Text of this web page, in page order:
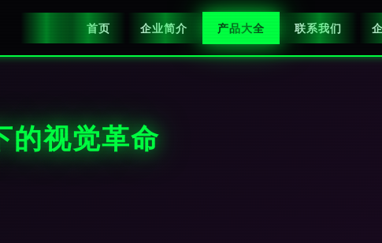
首页 企业简介 产品大全 联系我们
的视觉革命